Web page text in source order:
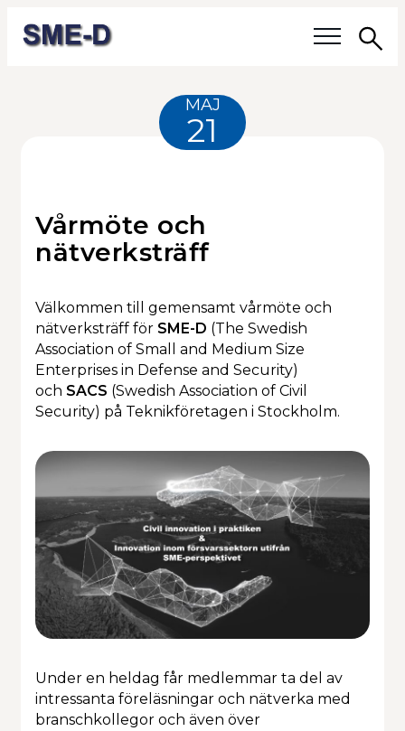
Medlemmars verksamhet
Om SME-D
Styrelsen
Vårmöte och
nätverksträff
Välkommen till gemensamt vårmöte och
nätverksträff för SME-D (The Swedish
Association of Small and Medium Size
Enterprises in Defense and Security)
och SACS (Swedish Association of Civil
Security) på Teknikföretagen i Stockholm.
Under en heldag får medlemmar ta del av
intressanta föreläsningar och nätverka med
branschkollegor och även över
MAJ
21